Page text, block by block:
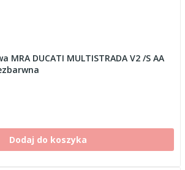
MRA DUCATI MULTISTRADA V2 /S AA
Dodaj do koszyka